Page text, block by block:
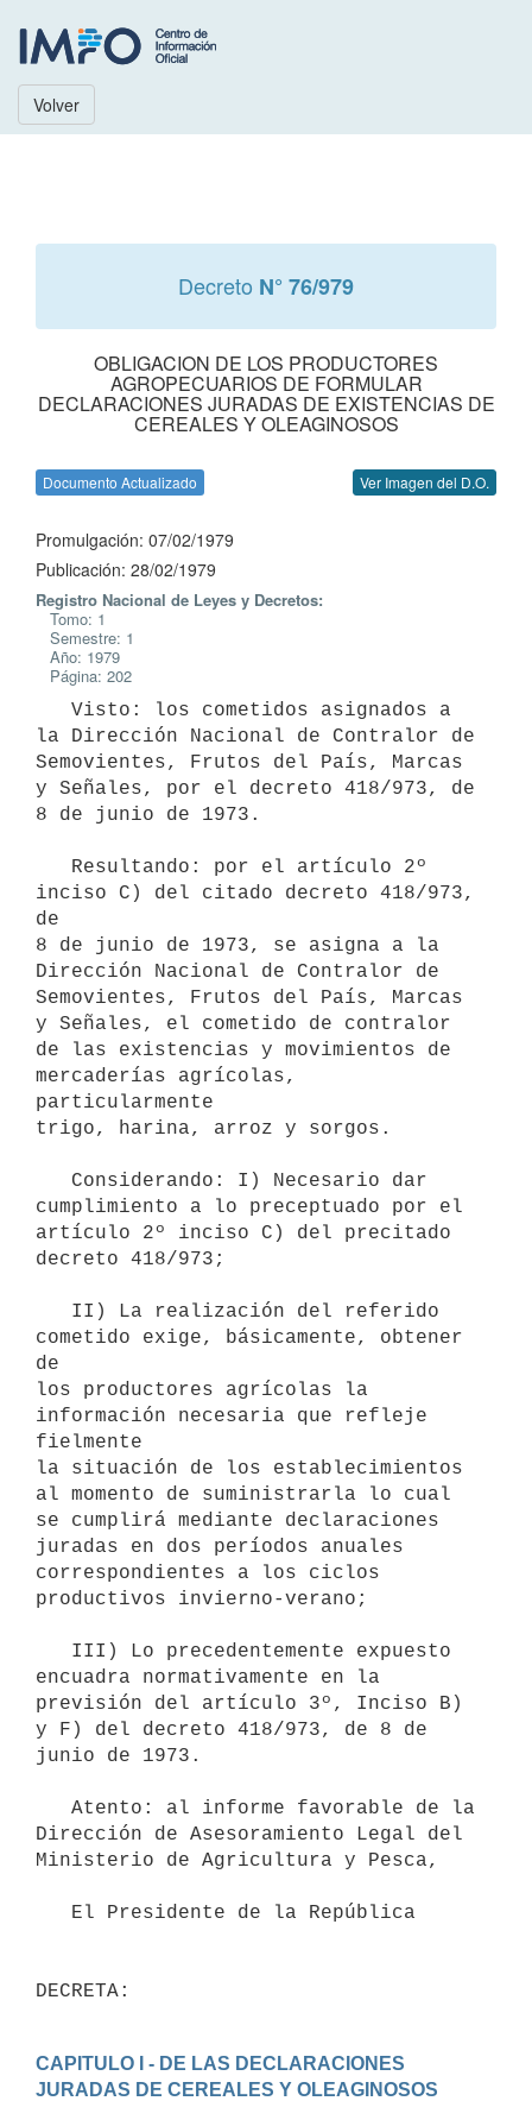
Volver
Decreto N° 76/979
OBLIGACION DE LOS PRODUCTORES
AGROPECUARIOS DE FORMULAR
DECLARACIONES JURADAS DE EXISTENCIAS DE
CEREALES Y OLEAGINOSOS
Documento Actualizado Ver Imagen del D.O.
Promulgación: 07/02/1979
Publicación: 28/02/1979
Registro Nacional de Leyes y Decretos:
Tomo: 1
Semestre: 1
Año: 1979
Página: 202
la Dirección Nacional de Contralor de
Semovientes, Frutos del País, Marcas
y Señales, por el decreto 418/973, de
8 de junio de 1973.
inciso C) del citado decreto 418/973,
de
8 de junio de 1973, se asigna a la
Dirección Nacional de Contralor de
Semovientes, Frutos del País, Marcas
y Señales, el cometido de contralor
de las existencias y movimientos de
mercaderías agrícolas,
particularmente
trigo, harina, arroz y sorgos.
cumplimiento a lo preceptuado por el
artículo 2º inciso C) del precitado
decreto 418/973;
cometido exige, básicamente, obtener
de
los productores agrícolas la
información necesaria que refleje
fielmente
la situación de los establecimientos
al momento de suministrarla lo cual
se cumplirá mediante declaraciones
juradas en dos períodos anuales
correspondientes a los ciclos
productivos invierno-verano;
encuadra normativamente en la
previsión del artículo 3º, Inciso B)
y F) del decreto 418/973, de 8 de
junio de 1973.
Dirección de Asesoramiento Legal del
Ministerio de Agricultura y Pesca,
CAPITULO I - DE LAS DECLARACIONES
JURADAS DE CEREALES Y OLEAGINOSOS